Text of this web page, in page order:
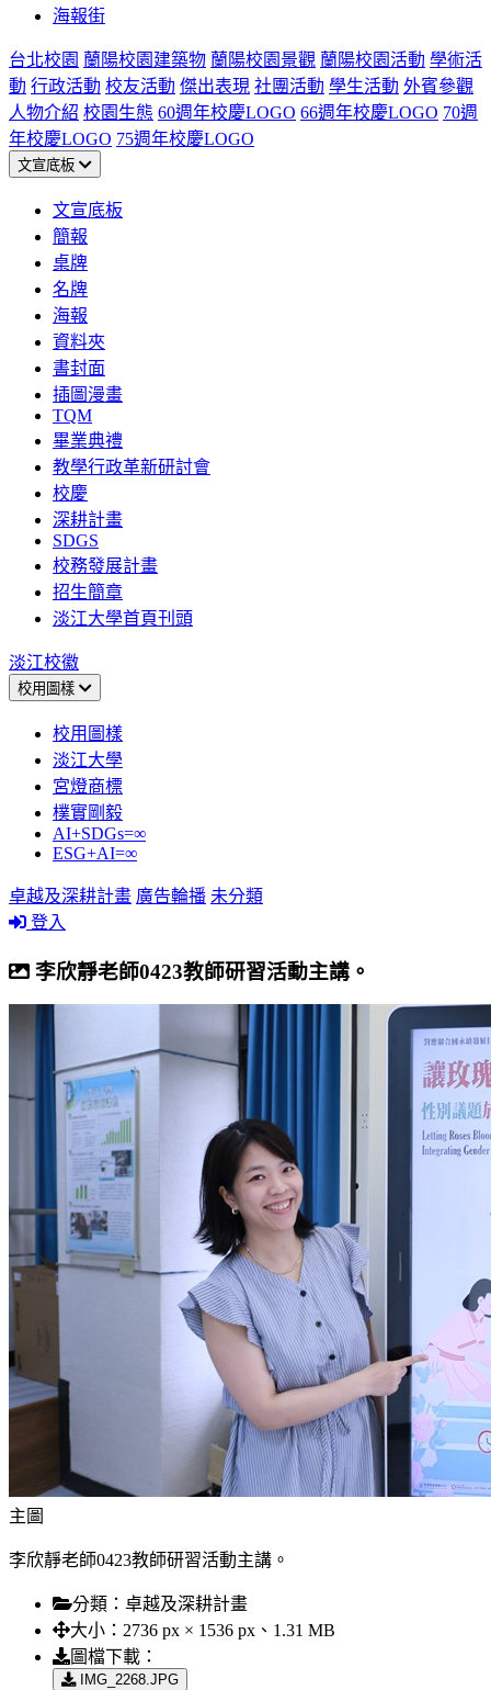
海報街
台北校園 蘭陽校園建築物 蘭陽校園景觀 蘭陽校園活動 學術活
動 行政活動 校友活動 傑出表現 社團活動 學生活動 外賓參觀
人物介紹 校園生態 60週年校慶LOGO 66週年校慶LOGO 70週
年校慶LOGO 75週年校慶LOGO
文宣底板
文宣底板
簡報
桌牌
名牌
海報
資料夾
書封面
插圖漫畫
TQM
畢業典禮
教學行政革新研討會
校慶
深耕計畫
SDGS
校務發展計畫
招生簡章
淡江大學首頁刊頭
淡江校徽
校用圖樣
校用圖樣
淡江大學
宮燈商標
樸實剛毅
AI+SDGs=∞
ESG+AI=∞
卓越及深耕計畫 廣告輪播 未分類
登入
李欣靜老師0423教師研習活動主講。
主圖
李欣靜老師0423教師研習活動主講。
分類： 卓越及深耕計畫
大小： 2736 px × 1536 px、1.31 MB
圖檔下載：
IMG_2268.JPG